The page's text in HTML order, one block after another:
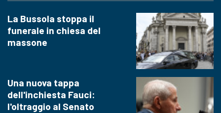
La Bussola stoppa il
funerale in chiesa del
massone
Una nuova tappa
dell'inchiesta Fauci:
l'oltraggio al Senato